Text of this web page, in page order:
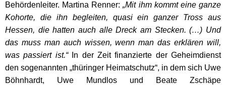
Behördenleiter. Martina Renner:„Mit ihm kommt eine ganze
Kohorte, die ihn begleiten, quasi ein ganzer Tross aus
Hessen, die hatten auch alle Dreck am Stecken. (…) Und
das muss man auch wissen, wenn man das erklären will,
was passiert ist.“In der Zeit finanzierte der Geheimdienst
den sogenannten „thüringer Heimatschutz“, in dem sich Uwe
Böhnhardt, Uwe Mundlos und Beate Zschäpe